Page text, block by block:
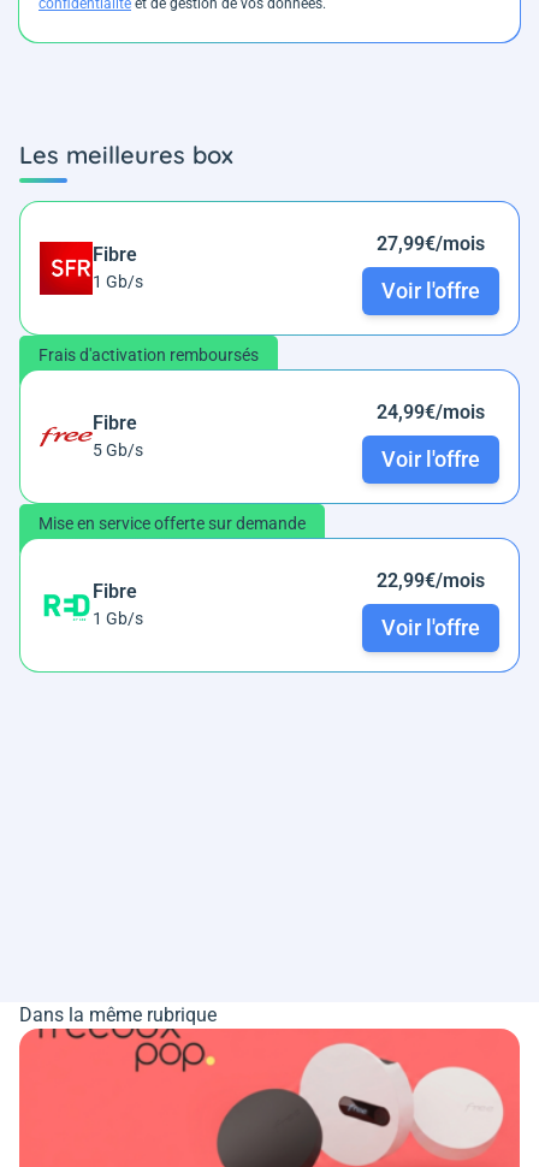
confidentialité et de gestion de vos données.
Les meilleures box
Fibre
1 Gb/s
27,99€/mois
Voir l'offre
Frais d'activation remboursés
Fibre
5 Gb/s
24,99€/mois
Voir l'offre
Mise en service offerte sur demande
Fibre
1 Gb/s
22,99€/mois
Voir l'offre
Dans la même rubrique